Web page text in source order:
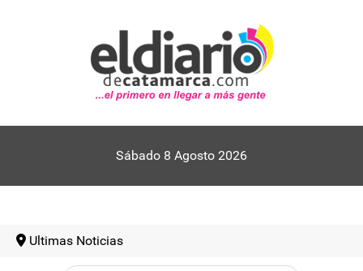
Sábado 8 Agosto 2026
Ultimas Noticias